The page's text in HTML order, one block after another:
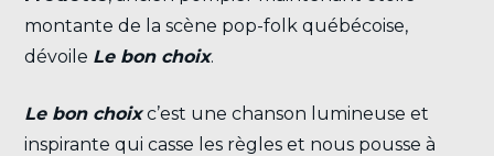
montante de la scène pop-folk québécoise,
dévoile Le bon choix.
Le bon choixc’est une chanson lumineuse et
inspirante qui casse les règles et nous pousse à